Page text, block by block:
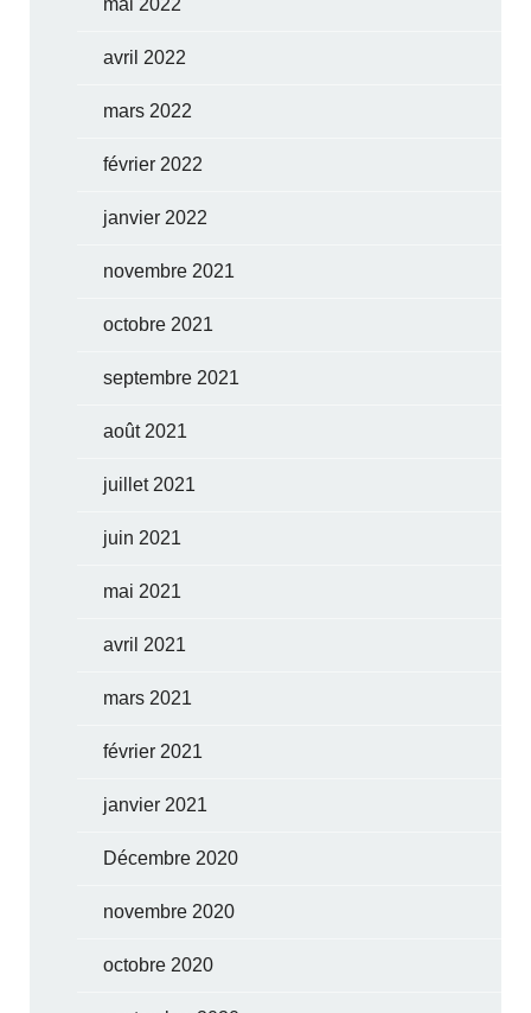
avril 2022
mars 2022
février 2022
janvier 2022
novembre 2021
octobre 2021
septembre 2021
août 2021
juillet 2021
juin 2021
mai 2021
avril 2021
mars 2021
février 2021
janvier 2021
Décembre 2020
novembre 2020
octobre 2020